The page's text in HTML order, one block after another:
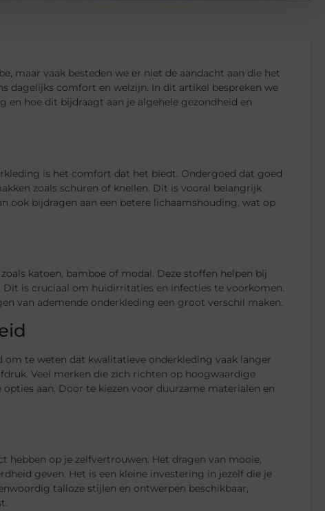
maar vaak besteden we er niet de aandacht aan die het
dagelijks comfort en welzijn. In dit artikel bespreken we
hoe dit bijdraagt aan je algehele gezondheid en
is het comfort dat het biedt. Ondergoed dat goed
zoals schuren of knellen. Dit is vooral belangrijk
ook bijdragen aan een betere lichaamshouding, wat op
katoen, bamboe of modal. Deze stoffen helpen bij
is cruciaal om huidirritaties en infecties te voorkomen.
van ademende onderkleding een groot verschil maken.
te weten dat kwalitatieve onderkleding vaak langer
Veel merken die zich richten op hoogwaardige
opties aan. Door te kiezen voor duurzame materialen en
hebben op je zelfvertrouwen. Het dragen van mooie,
geven. Het is een kleine investering in jezelf die je
talloze stijlen en ontwerpen beschikbaar,